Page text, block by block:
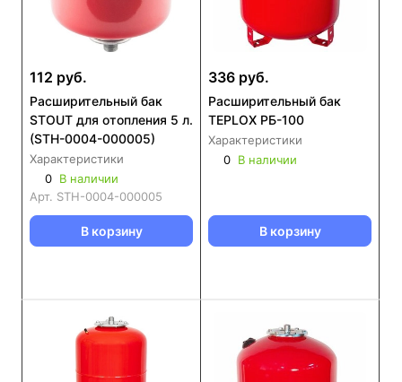
112 руб.
Расширительный бак
STOUT для отопления 5 л.
(STH-0004-000005)
Характеристики
0 В наличии
Арт. STH-0004-000005
В корзину
336 руб.
Расширительный бак
TEPLOX РБ-100
Характеристики
0 В наличии
В корзину